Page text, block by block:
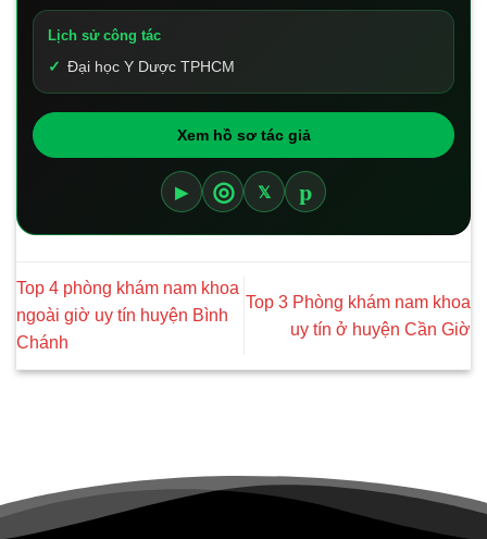
Lịch sử công tác
Đại học Y Dược TPHCM
Xem hồ sơ tác giả
▶ ◎ 𝕏 p
Top 4 phòng khám nam khoa
ngoài giờ uy tín huyện Bình
Chánh
Top 3 Phòng khám nam khoa
uy tín ở huyện Cần Giờ